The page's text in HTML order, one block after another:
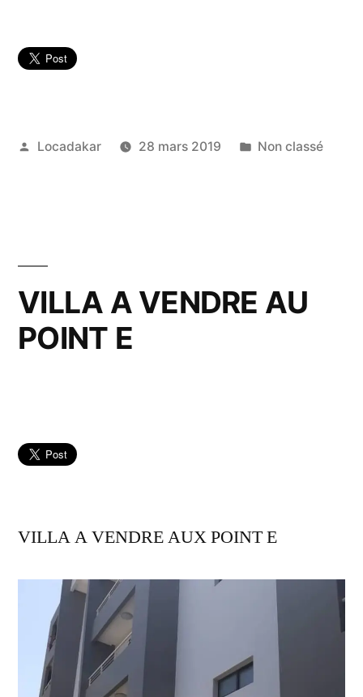
Publié
Locadakar 28 mars 2019
Publié
Non classé
VILLA A VENDRE AU
POINT E
VILLA A VENDRE AUX POINT E